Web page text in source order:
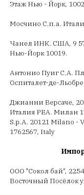
Этаж Нью - Йорк,
Мосчино С.п.а.
Чанел ИНК. США, 9
Нью-Йорк 10019.
Антонио Пуиг С.А.
Оспиталет-де-
Джианни Версаче,
Италия РЕА. Милан
S.p.A. 20121 Milano -
1762567, Italy
ООО "Сокол бай",
Восточный Посёлок